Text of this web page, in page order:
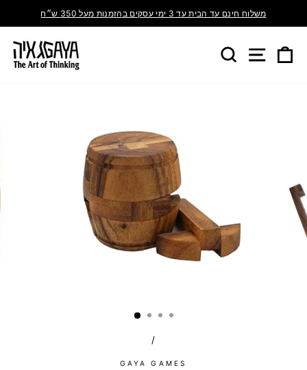
משלוח חינם עד הבית עד 3 ימי עסקים בהזמנות מעל 350 ש״ח
/
GAYA GAMES